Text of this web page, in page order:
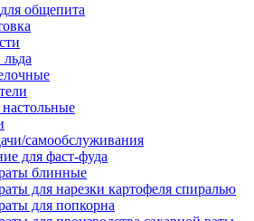
общепита
самообслуживания
для фаст-фуда
блинные
для нарезки картофеля спиралью
для попкорна